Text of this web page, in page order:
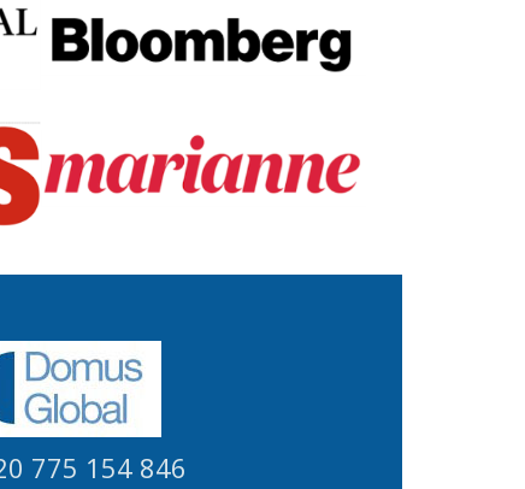
775 154 846